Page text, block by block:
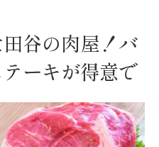
谷の肉屋！バ
ーキが得意で